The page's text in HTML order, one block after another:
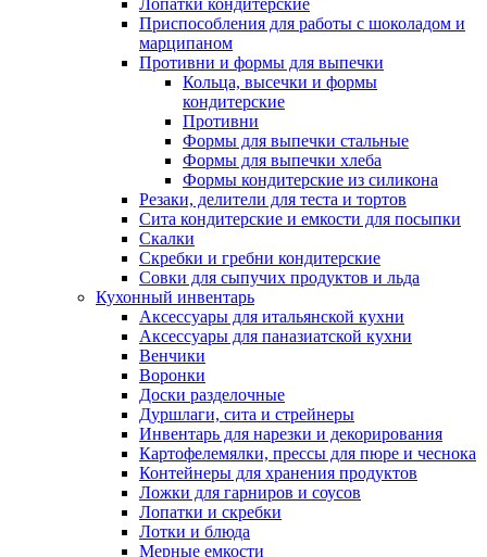
Лопатки кондитерские
Приспособления для работы с шоколадом и
марципаном
Противни и формы для выпечки
Кольца, высечки и формы
кондитерские
Противни
Формы для выпечки стальные
Формы для выпечки хлеба
Формы кондитерские из силикона
Резаки, делители для теста и тортов
Сита кондитерские и емкости для посыпки
Скалки
Скребки и гребни кондитерские
Совки для сыпучих продуктов и льда
Кухонный инвентарь
Аксессуары для итальянской кухни
Аксессуары для паназиатской кухни
Венчики
Воронки
Доски разделочные
Дуршлаги, сита и стрейнеры
Инвентарь для нарезки и декорирования
Картофелемялки, прессы для пюре и чеснока
Контейнеры для хранения продуктов
Ложки для гарниров и соусов
Лопатки и скребки
Лотки и блюда
Мерные емкости